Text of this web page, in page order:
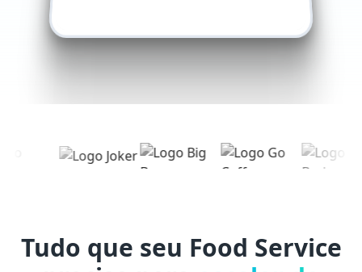
Tudo que seu Food Service